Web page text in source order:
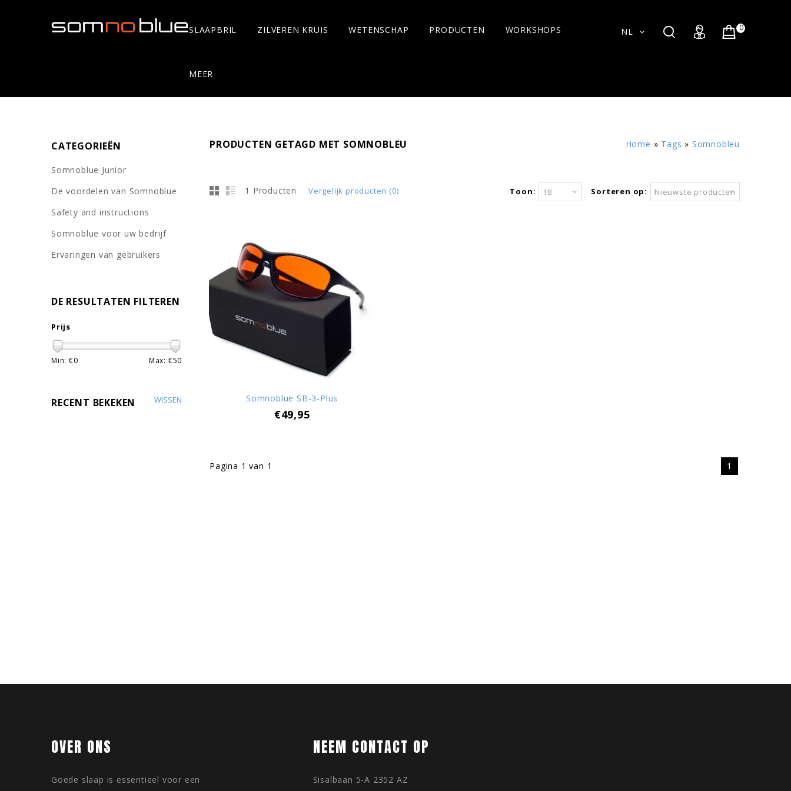
SLAAPBRIL ZILVEREN KRUIS WETENSCHAP PRODUCTEN WORKSHOPS
MEER
0
NL
Home » Tags » Somnobleu
PRODUCTEN GETAGD MET SOMNOBLEU
1 Producten Vergelijk producten (0) Sorteren op: Nieuwste producten
Toon: 18
Somnoblue SB-3-Plus
€49,95
Pagina 1 van 1 1
CATEGORIEËN
Somnoblue Junior
De voordelen van Somnoblue
Safety and instructions
Somnoblue voor uw bedrijf
Ervaringen van gebruikers
DE RESULTATEN FILTEREN
Prijs
Min: €0 Max: €50
RECENT BEKEKEN WISSEN
OVER ONS
Goede slaap is essentieel voor een
NEEM CONTACT OP
Sisalbaan 5-A 2352 AZ